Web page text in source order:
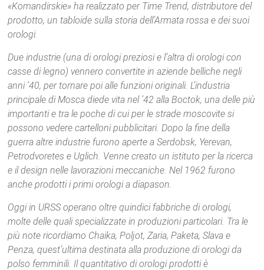
«Komandirskie» ha realizzato per Time Trend, distributore del
prodotto, un tabloide sulla storia dell’Armata rossa e dei suoi
orologi.
Due industrie (una di orologi preziosi e l’altra di orologi con
casse di legno) vennero convertite in aziende belliche negli
anni ’40, per tornare poi alle funzioni originali. L’industria
principale di Mosca diede vita nel ’42 alla Boctok, una delle più
importanti e tra le poche di cui per le strade moscovite si
possono vedere cartelloni pubblicitari. Dopo la fine della
guerra altre industrie furono aperte a Serdobsk, Yerevan,
Petrodvoretes e Uglich. Venne creato un istituto per la ricerca
e il design nelle lavorazioni meccaniche. Nel 1962 furono
anche prodotti i primi orologi a diapason.
Oggi in URSS operano oltre quindici fabbriche di orologi,
molte delle quali specializzate in produzioni particolari. Tra le
più note ricordiamo Chaika, Poljot, Zaria, Paketa, Slava e
Penza, quest’ultima destinata alla produzione di orologi da
polso femminili. Il quantitativo di orologi prodotti è